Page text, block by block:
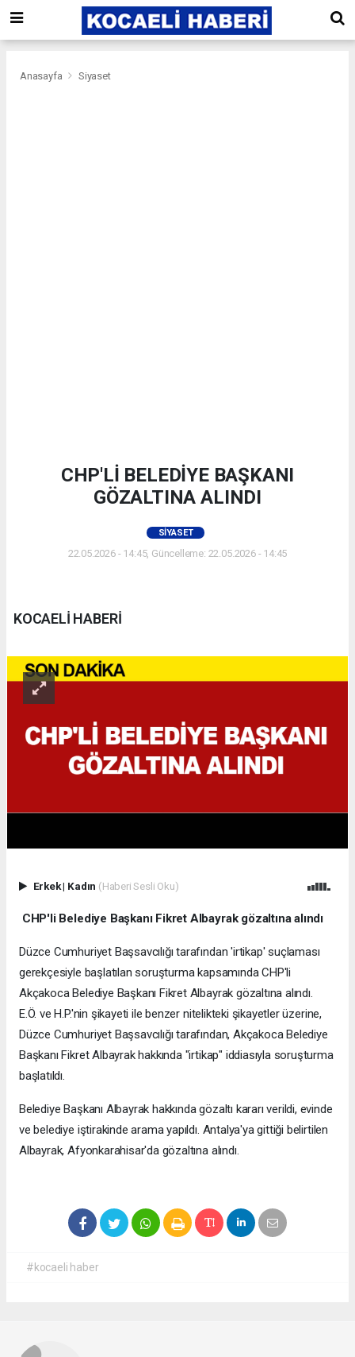
Anasayfa Siyaset
CHP'Lİ BELEDİYE BAŞKANI
GÖZALTINA ALINDI
SIYASET
22.05.2026 - 14:45, Güncelleme: 22.05.2026 - 14:45
KOCAELİ HABERİ
Erkek| Kadın (Haberi Sesli Oku)
CHP'li Belediye Başkanı Fikret Albayrak gözaltına alındı
Düzce Cumhuriyet Başsavcılığı tarafından 'irtikap' suçlaması
gerekçesiyle başlatılan soruşturma kapsamında CHP'li
Akçakoca Belediye Başkanı Fikret Albayrak gözaltına alındı.
E.Ö. ve H.P.'nin şikayeti ile benzer nitelikteki şikayetler üzerine,
Düzce Cumhuriyet Başsavcılığı tarafından, Akçakoca Belediye
Başkanı Fikret Albayrak hakkında "irtikap" iddiasıyla soruşturma
başlatıldı.
Belediye Başkanı Albayrak hakkında gözaltı kararı verildi, evinde
ve belediye iştirakinde arama yapıldı. Antalya'ya gittiği belirtilen
Albayrak, Afyonkarahisar'da gözaltına alındı.
#kocaeli haber